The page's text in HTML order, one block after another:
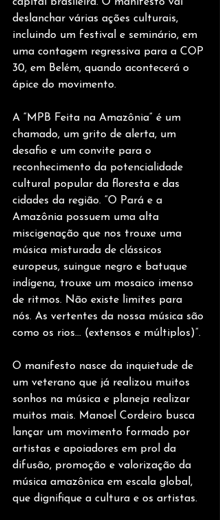
capital brasileira. O manifesto vai
deslanchar várias ações culturais,
incluindo um festival e seminário, em
uma contagem regressiva para a COP
30, em Belém, quando acontecerá o
ápice do movimento.
A “MPB Feita na Amazônia” é um
chamado, um grito de alerta, um
desafio e um convite para o
reconhecimento da potencialidade
cultural popular da floresta e das
cidades da região. “O Pará e a
Amazônia possuem uma alta
miscigenação que nos trouxe uma
música misturada de clássicos
europeus, suingue negro e batuque
indígena, trouxe um mosaico imenso
de ritmos. Não existe limites para
nós. As vertentes da nossa música são
como os rios… (extensos e múltiplos)”.
O manifesto nasce da inquietude de
um veterano que já realizou muitos
sonhos na música e planeja realizar
muitos mais. Manoel Cordeiro busca
lançar um movimento formado por
artistas e apoiadores em prol da
difusão, promoção e valorização da
música amazônica em escala global,
que dignifique a cultura e os artistas.